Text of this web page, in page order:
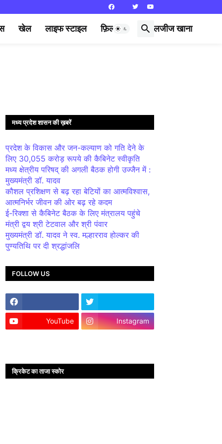
खेल लाइफ स्टाइल फ़िल्मी दुनिया लजीज खाना
मध्य प्रदेश शासन की ख़बरें
प्रदेश के विकास और जन-कल्याण को गति देने के
लिए 30,055 करोड़ रूपये की कैबिनेट स्वीकृति
मध्य क्षेत्रीय परिषद् की अगली बैठक होगी उज्जैन में :
मुख्यमंत्री डॉ. यादव
कौशल प्रशिक्षण से बढ़ रहा बेटियों का आत्मविश्वास,
आत्मनिर्भर जीवन की ओर बढ़ रहे कदम
ई-रिक्शा से कैबिनेट बैठक के लिए मंत्रालय पहुंचे
मंत्री द्वय श्री टेटवाल और श्री पंवार
मुख्यमंत्री डॉ. यादव ने स्व. मल्हारराव होल्कर की
पुण्यतिथि पर दी श्रद्धांजलि
FOLLOW US
YouTube Instagram
क्रिकेट का ताजा स्कोर